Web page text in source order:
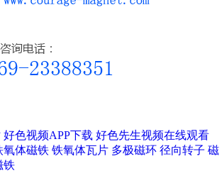
好色视频APP下载 好色先生视频在线观看
氧体磁铁 铁氧体瓦片 多极磁环 径向转子 磁
铁